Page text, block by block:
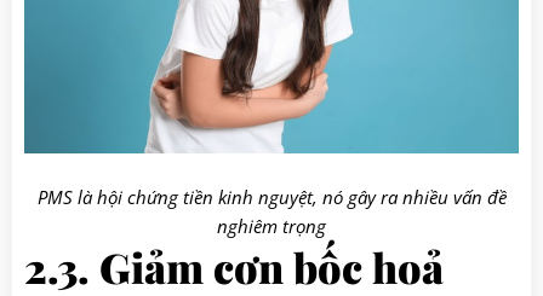
PMS là hội chứng tiền kinh nguyệt, nó gây ra nhiều vấn đề
nghiêm trọng
2.3. Giảm cơn bốc hoả